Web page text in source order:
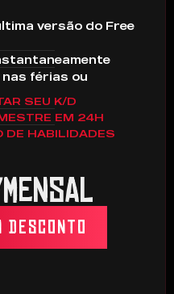
versão do Free
férias ou
SEU K/D
EM 24H
DE HABILIDADES
DESCONTO